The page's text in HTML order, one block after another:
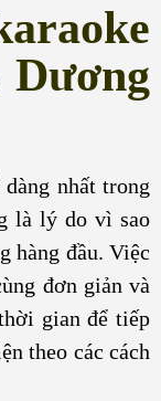
nhất trong
là lý do vì sao
hàng đầu. Việc
đơn giản và
gian để tiếp
theo các cách